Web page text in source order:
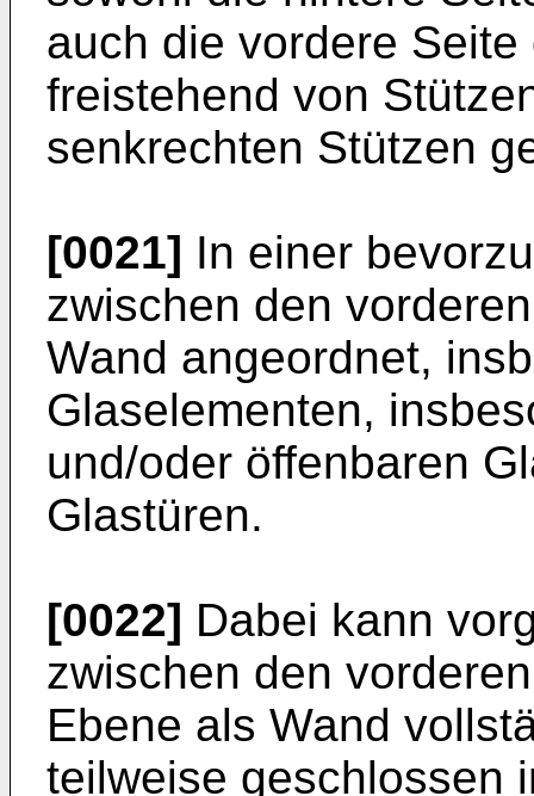
auch die vordere
freistehend von
senkrechten Stützen
[0021] In einer
zwischen den
Wand angeordnet,
Glaselementen,
und/oder öffenbaren
Glastüren.
[0022] Dabei kann
zwischen den
Ebene als Wand
teilweise geschlossen